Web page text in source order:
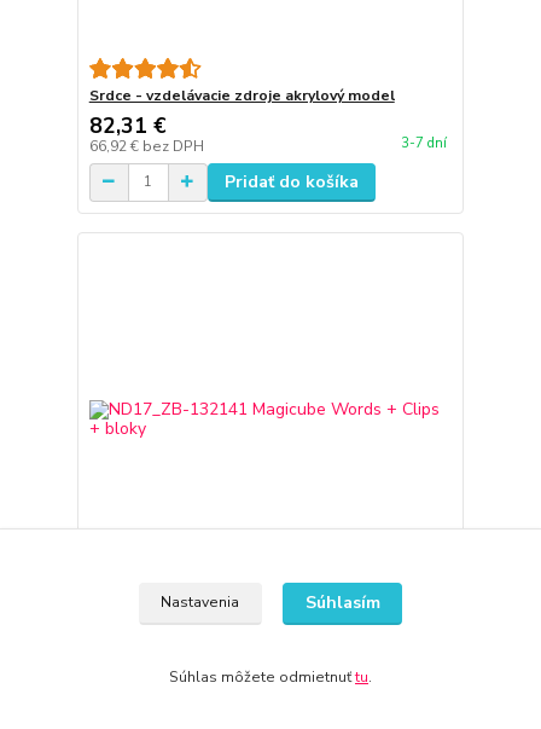
Srdce - vzdelávacie zdroje akrylový model
82,31 €
66,92 € bez DPH 3-7 dní
Pridať do košíka
102,07 €
Nastavenia Súhlasím
Súhlas môžete odmietnuťtu.